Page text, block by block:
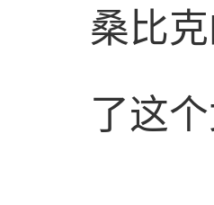
桑比
了这